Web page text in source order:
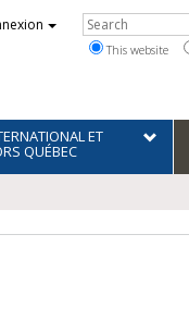
Rechercher
This website
ET
QUÉBEC